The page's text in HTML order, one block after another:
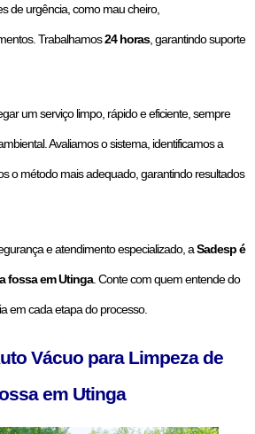
de urgência, como mau cheiro,
Trabalhamos24 horas, garantindo suporte
um serviço limpo, rápido e eficiente, sempre
Avaliamos o sistema, identificamos a
o método mais adequado, garantindo resultados
e atendimento especializado, aSadesp é
fossa em Utinga. Conte com quem entende do
em cada etapa do processo.
Vácuo para Limpeza de
em Utinga